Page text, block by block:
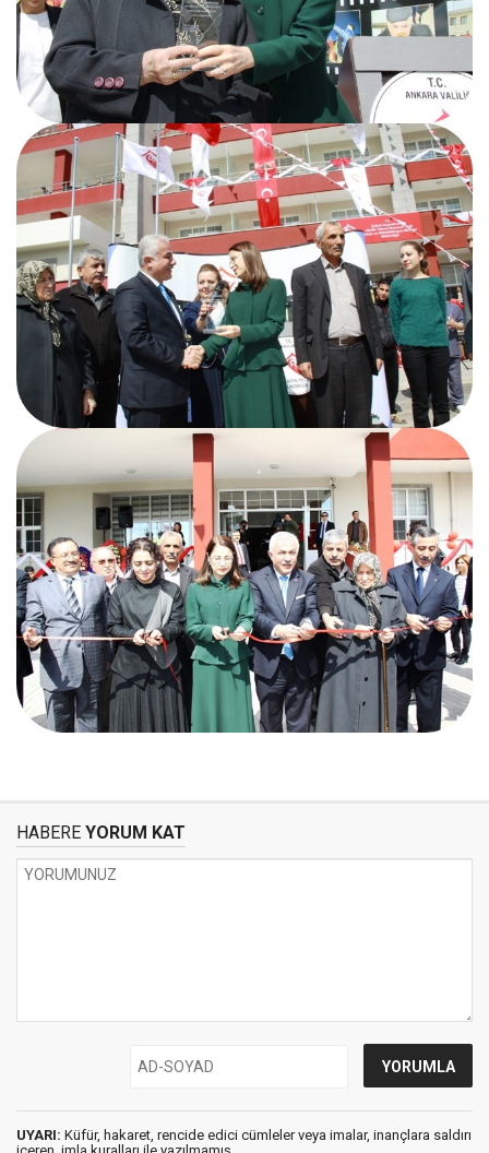
HABERE YORUM KAT
UYARI: Küfür, hakaret, rencide edici cümleler veya imalar, inançlara saldırı